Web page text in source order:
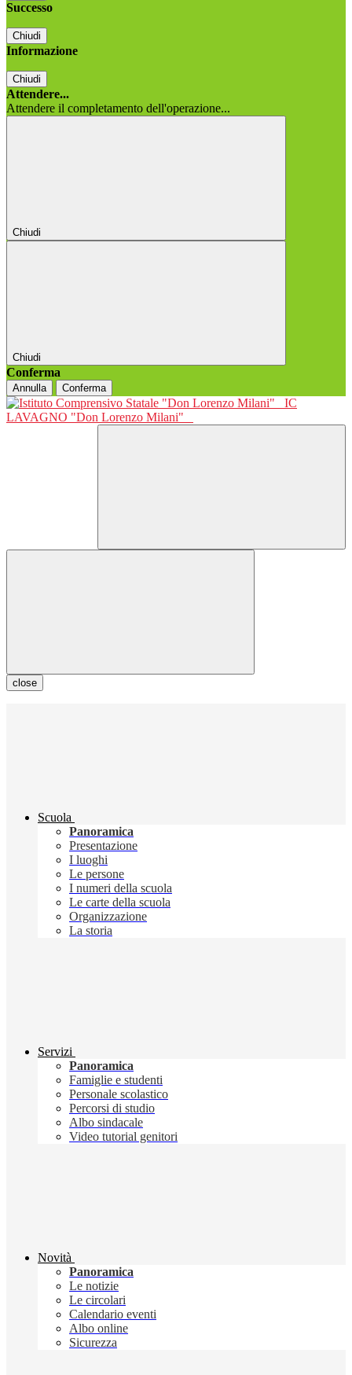
Successo
Chiudi
Informazione
Chiudi
Attendere...
Attendere il completamento dell'operazione...
Chiudi
Chiudi
Conferma
Annulla Conferma
IC
LAVAGNO "Don Lorenzo Milani"
close
Scuola
Panoramica
Presentazione
I luoghi
Le persone
I numeri della scuola
Le carte della scuola
Organizzazione
La storia
Servizi
Panoramica
Famiglie e studenti
Personale scolastico
Percorsi di studio
Albo sindacale
Video tutorial genitori
Novità
Panoramica
Le notizie
Le circolari
Calendario eventi
Albo online
Sicurezza